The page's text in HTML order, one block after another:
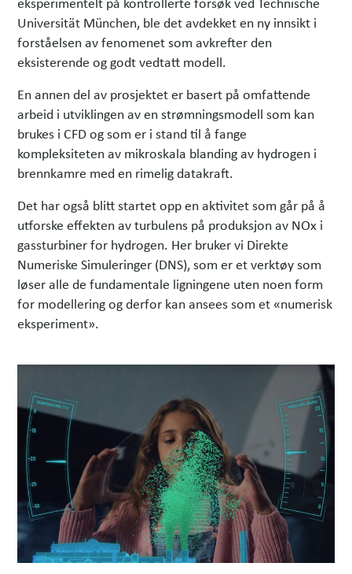
Universität München, ble det avdekket en ny innsikt i
forståelsen av fenomenet som avkrefter den
eksisterende og godt vedtatt modell.
En annen del av prosjektet er basert på omfattende
arbeid i utviklingen av en strømningsmodell som kan
brukes i CFD og som er i stand til å fange
kompleksiteten av mikroskala blanding av hydrogen i
brennkamre med en rimelig datakraft.
Det har også blitt startet opp en aktivitet som går på å
utforske effekten av turbulens på produksjon av NOx i
gassturbiner for hydrogen. Her bruker vi Direkte
Numeriske Simuleringer (DNS), som er et verktøy som
løser alle de fundamentale ligningene uten noen form
for modellering og derfor kan ansees som et «numerisk
eksperiment».